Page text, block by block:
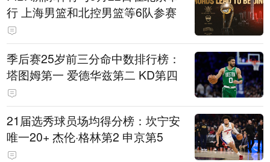
行 上海男篮和北控男篮等6队参赛
季后赛25岁前三分命中数排行榜：
塔图姆第一 爱德华兹第二 KD第四
21届选秀球员场均得分榜：坎宁安
唯一20+ 杰伦·格林第2 申京第5